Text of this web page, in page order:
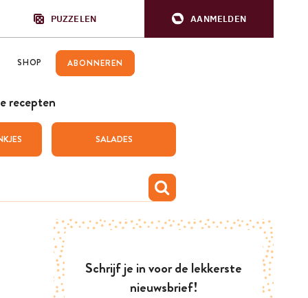
PUZZELEN AANMELDEN
SHOP ABONNEREN
recepten
SALADES
Schrijf je in voor de lekkerste
nieuwsbrief!